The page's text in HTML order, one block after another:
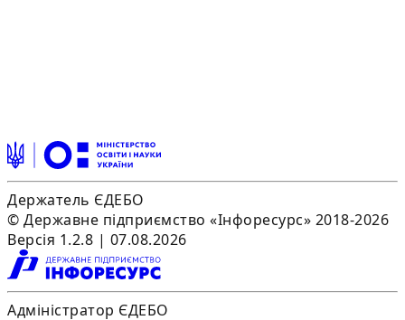
Держатель ЄДЕБО
© Державне підприємство «Інфоресурс» 2018-2026
Версія 1.2.8 | 07.08.2026
Адміністратор ЄДЕБО